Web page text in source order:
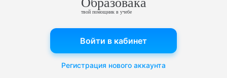
твой помощник в учебе
Войти в кабинет
Регистрация нового аккаунта